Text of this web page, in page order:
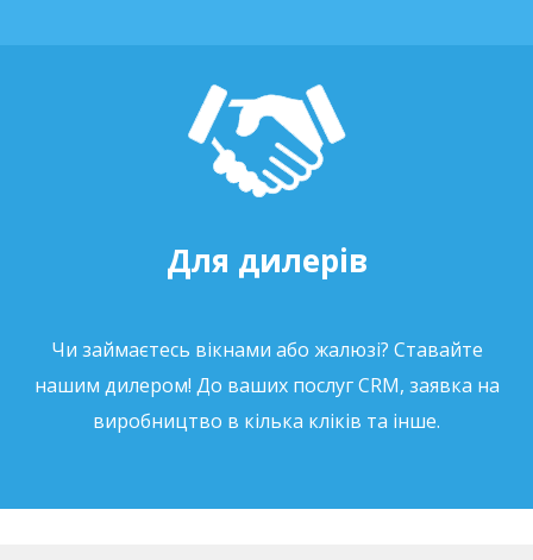
Для дилерів
Чи займаєтесь вікнами або жалюзі? Ставайте
нашим дилером! До ваших послуг CRM, заявка на
виробництво в кілька кліків та інше.